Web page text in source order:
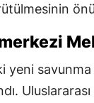
yeni
Uluslararası